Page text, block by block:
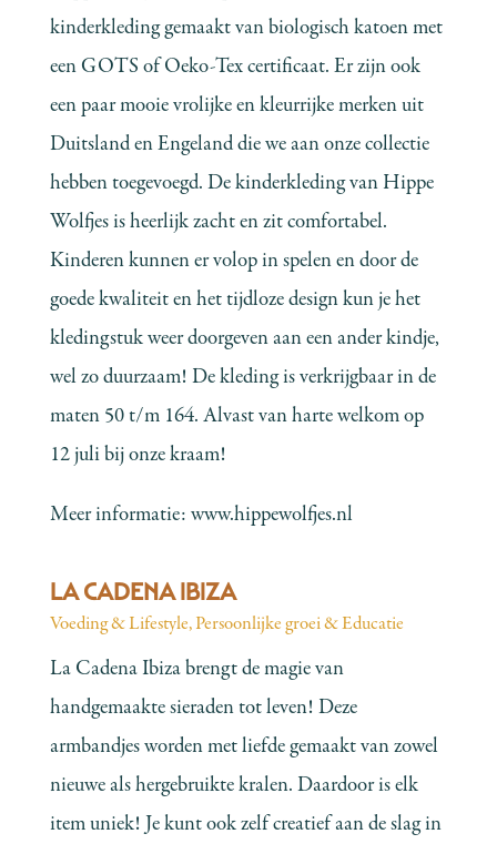
kinderkleding gemaakt van biologisch katoen met
een GOTS of Oeko-Tex certificaat. Er zijn ook
een paar mooie vrolijke en kleurrijke merken uit
Duitsland en Engeland die we aan onze collectie
hebben toegevoegd. De kinderkleding van Hippe
Wolfjes is heerlijk zacht en zit comfortabel.
Kinderen kunnen er volop in spelen en door de
goede kwaliteit en het tijdloze design kun je het
kledingstuk weer doorgeven aan een ander kindje,
wel zo duurzaam! De kleding is verkrijgbaar in de
maten 50 t/m 164. Alvast van harte welkom op
12 juli bij onze kraam!
Meer informatie:www.hippewolfjes.nl
LA CADENA IBIZA
Voeding & Lifestyle,Persoonlijke groei & Educatie
La Cadena Ibiza brengt de magie van
handgemaakte sieraden tot leven! Deze
armbandjes worden met liefde gemaakt van zowel
nieuwe als hergebruikte kralen. Daardoor is elk
item uniek! Je kunt ook zelf creatief aan de slag in